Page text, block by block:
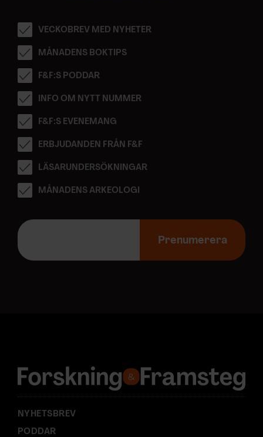
VECKOBREV MED NYHETER
MÅNADENS BOKTIPS
F&F:S PODDAR
INFO OM NYTT NUMMER
F&F:S EVENEMANG
ERBJUDANDEN FRÅN F&F
LÄSARUNDERSÖKNINGAR
MÅNADENS ARKEOLOGI
E
p
s
:
Prenumerera
NYHETSBREV
PODDAR